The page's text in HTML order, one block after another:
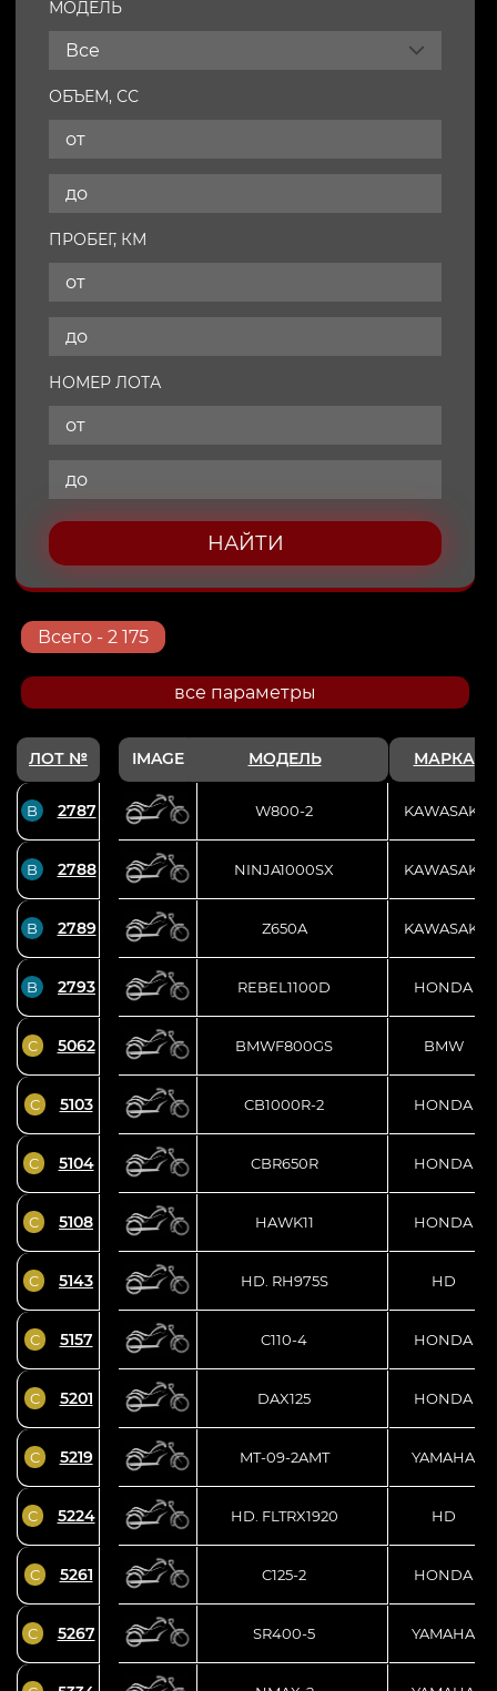
МОДЕЛЬ
Все
ОБЪЕМ, СС
ПРОБЕГ, КМ
НОМЕР ЛОТА
НАЙТИ
Всего - 2 175
все параметры
ЛОТ № IMAGE МОДЕЛЬ МАРКА
B 2787 W800-2 KAWASAKI
B 2788 NINJA1000SX KAWASAKI
B 2789 Z650A KAWASAKI
B 2793 REBEL1100D HONDA
C 5062 BMWF800GS BMW
C 5103 CB1000R-2 HONDA
C 5104 CBR650R HONDA
C 5108 HAWK11 HONDA
C 5143 HD. RH975S HD
C 5157 C110-4 HONDA
C 5201 DAX125 HONDA
C 5219 MT-09-2AMT YAMAHA
C 5224 HD. FLTRX1920 HD
C 5261 C125-2 HONDA
C 5267 SR400-5 YAMAHA